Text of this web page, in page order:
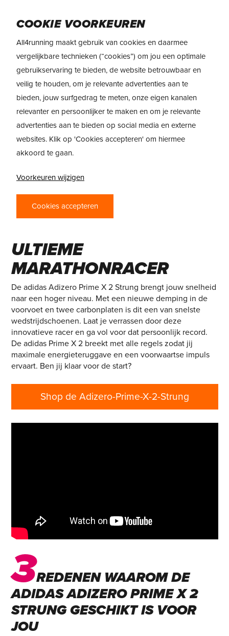
main
content
PRODUCTREVIEW
ADIDAS ADIZERO PRIME
ULTIEME
MARATHONRACER
De adidas Adizero Prime X 2 Strung brengt jouw snelheid
naar een hoger niveau. Met een nieuwe demping in de
voorvoet en twee carbonplaten is dit een van snelste
wedstrijdschoenen. Laat je verrassen door deze
innovatieve racer en ga vol voor dat persoonlijk record.
De adidas Prime X 2 breekt met alle regels zodat jij
maximale energieteruggave en een voorwaartse impuls
ervaart. Ben jij klaar voor de start?
Shop de Adizero-Prime-X-2-Strung
3REDENEN WAAROM DE
ADIDAS ADIZERO PRIME X 2
STRUNG GESCHIKT IS VOOR
JOU
COOKIE VOORKEUREN
All4running maakt gebruik van cookies en daarmee
vergelijkbare technieken (“cookies”) om jou een optimale
gebruikservaring te bieden, de website betrouwbaar en
veilig te houden, om je relevante advertenties aan te
bieden, jouw surfgedrag te meten, onze eigen kanalen
relevanter en persoonlijker te maken en om je relevante
advertenties aan te bieden op social media en externe
websites. Klik op 'Cookies accepteren' om hiermee
akkoord te gaan.
Voorkeuren wijzigen
Cookies accepteren